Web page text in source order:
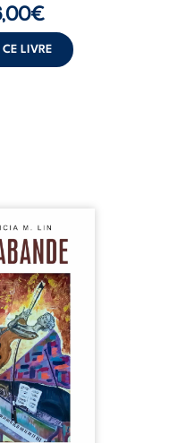
€
LIVRE
de l’été,
ouaté de la
Au cours de
Dans la clarté
la lune, Rêves,
et espoirs…
colorés,
règles de la
chantant en
forment une
souvent,